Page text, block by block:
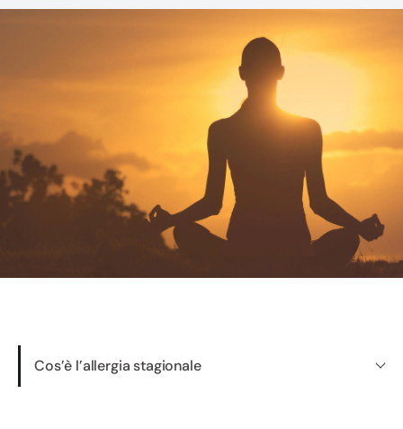
Cos’è l’allergia stagionale